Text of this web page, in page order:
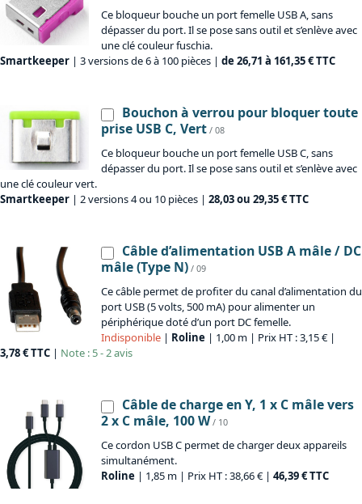
Ce bloqueur bouche un port femelle USB A, sans
dépasser du port. Il se pose sans outil et s’enlève avec
une clé couleur fuschia.
Smartkeeper | 3 versions de 6 à 100 pièces | de 26,71 à 161,35 € TTC
Bouchon à verrou pour bloquer toute
prise USB C, Vert / 08
Ce bloqueur bouche un port femelle USB C, sans
dépasser du port. Il se pose sans outil et s’enlève avec
une clé couleur vert.
Smartkeeper | 2 versions 4 ou 10 pièces | 28,03 ou 29,35 € TTC
Câble d’alimentation USB A mâle / DC
mâle (Type N) / 09
Ce câble permet de profiter du canal d’alimentation du
port USB (5 volts, 500 mA) pour alimenter un
périphérique doté d’un port DC femelle.
Indisponible | Roline | 1,00 m | Prix HT : 3,15 € |
3,78 € TTC | Note : 5 - 2 avis
Câble de charge en Y, 1 x C mâle vers
2 x C mâle, 100 W / 10
Ce cordon USB C permet de charger deux appareils
simultanément.
Roline | 1,85 m | Prix HT : 38,66 € | 46,39 € TTC